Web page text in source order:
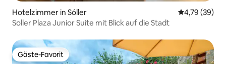
Hotelzimmer in Sóller
4,79 (39)
Soller Plaza Junior Suite mit Blick auf die Stadt
Gäste-Favorit
Gäste-Favorit